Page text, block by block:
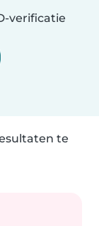
verificatie
te